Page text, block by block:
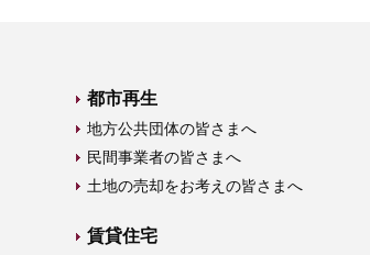
都市再生
地方公共団体の皆さまへ
民間事業者の皆さまへ
土地の売却をお考えの皆さまへ
賃貸住宅